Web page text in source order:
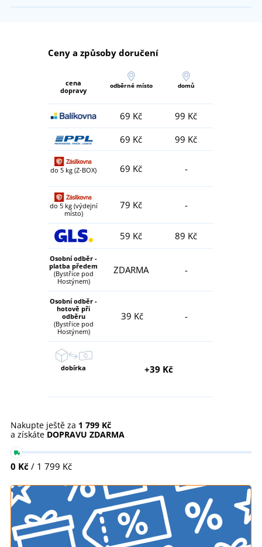
Ceny a způsoby doručení
cena
dopravy
odběrné místo domů
69 Kč
99 Kč
69 Kč
99 Kč
do 5 kg (Z-BOX) 69 Kč -
do 5 kg (výdejní
místo)
79 Kč -
59 Kč 89 Kč
Osobní odběr -
platba předem
(Bystřice pod
Hostýnem)
ZDARMA -
Osobní odběr -
hotově při
odběru
(Bystřice pod
Hostýnem)
39 Kč -
dobírka +39 Kč
Nakupte ještě za 1 799 Kč
a získáte DOPRAVU ZDARMA
0 Kč / 1 799 Kč